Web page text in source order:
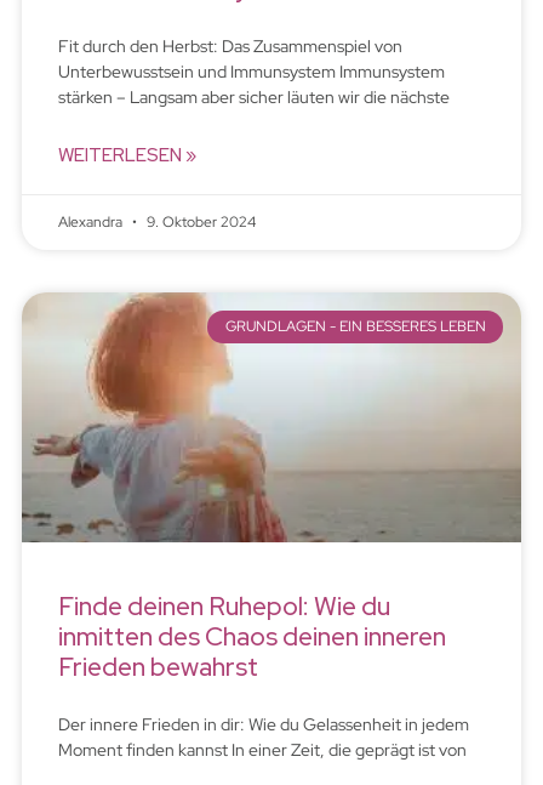
Fit durch den Herbst: Das Zusammenspiel von
Unterbewusstsein und Immunsystem Immunsystem
stärken – Langsam aber sicher läuten wir die nächste
WEITERLESEN »
Alexandra 9. Oktober 2024
GRUNDLAGEN - EIN BESSERES LEBEN
Finde deinen Ruhepol: Wie du
inmitten des Chaos deinen inneren
Frieden bewahrst
Der innere Frieden in dir: Wie du Gelassenheit in jedem
Moment finden kannst In einer Zeit, die geprägt ist von